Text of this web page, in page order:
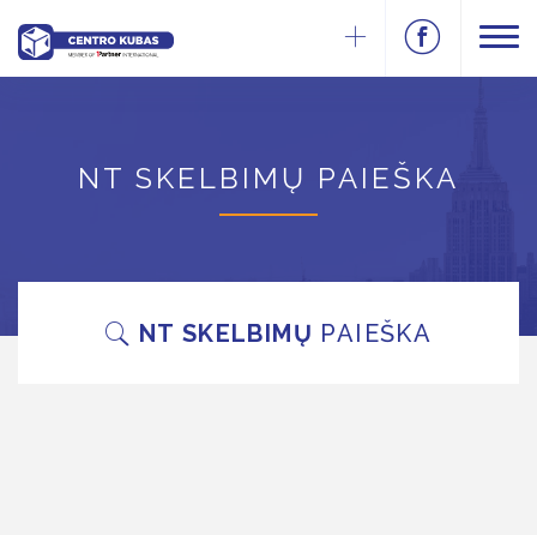
NT SKELBIMŲ PAIEŠKA
NT SKELBIMŲ PAIEŠKA